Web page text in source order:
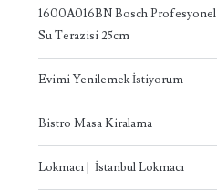
1600A016BN Bosch Profesyonel
Su Terazisi 25cm
Evimi Yenilemek İstiyorum
Bistro Masa Kiralama
Lokmacı | İstanbul Lokmacı